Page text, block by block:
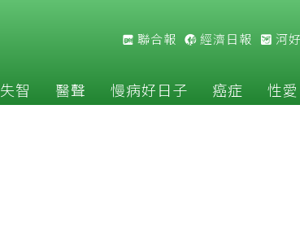
聯合報 經濟日報 河
失智 醫聲 慢病好日子 癌症 性愛